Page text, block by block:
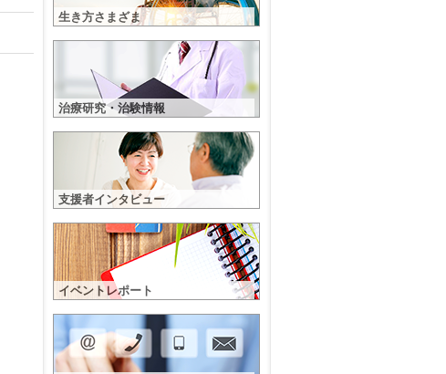
生き方さまざま
治療研究・治験情報
支援者インタビュー
イベントレポート